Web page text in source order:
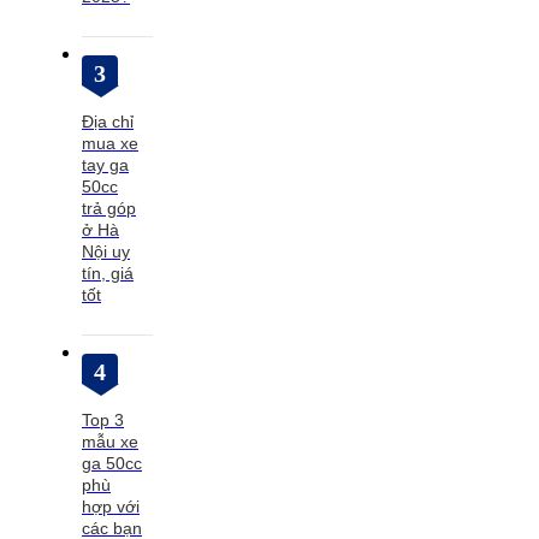
3
Địa chỉ
mua xe
tay ga
50cc
trả góp
ở Hà
Nội uy
tín, giá
tốt
4
Top 3
mẫu xe
ga 50cc
phù
hợp với
các bạn